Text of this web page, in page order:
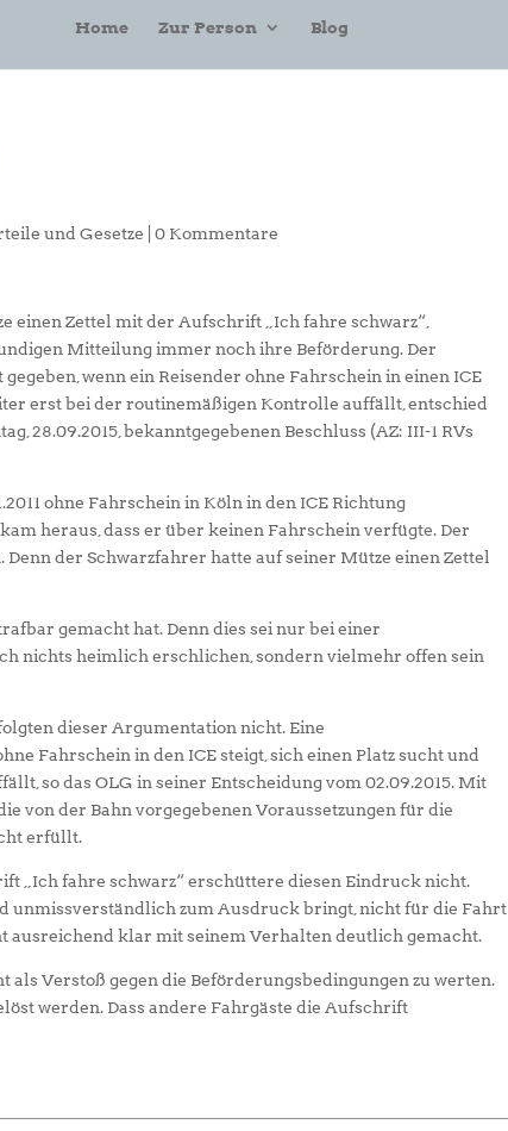
Home Zur Person Blog
und Gesetze |0 Kommentare
einen Zettel mit der Aufschrift „Ich fahre schwarz“,
Mitteilung immer noch ihre Beförderung. Der
wenn ein Reisender ohne Fahrschein in einen ICE
erst bei der routinemäßigen Kontrolle auffällt, entschied
28.09.2015, bekanntgegebenen Beschluss (AZ: III-1 RVs
ohne Fahrschein in Köln in den ICE Richtung
heraus, dass er über keinen Fahrschein verfügte. Der
der Schwarzfahrer hatte auf seiner Mütze einen Zettel
gemacht hat. Denn dies sei nur bei einer
nichts heimlich erschlichen, sondern vielmehr offen sein
dieser Argumentation nicht. Eine
Fahrschein in den ICE steigt, sich einen Platz sucht und
so das OLG in seiner Entscheidung vom 02.09.2015. Mit
von der Bahn vorgegebenen Voraussetzungen für die
erfüllt.
„Ich fahre schwarz“ erschüttere diesen Eindruck nicht.
unmissverständlich zum Ausdruck bringt, nicht für die Fahrt
ausreichend klar mit seinem Verhalten deutlich gemacht.
als Verstoß gegen die Beförderungsbedingungen zu werten.
werden. Dass andere Fahrgäste die Aufschrift